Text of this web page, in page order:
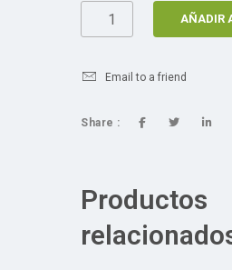
AÑADIR
Email to a friend
Share :
Productos